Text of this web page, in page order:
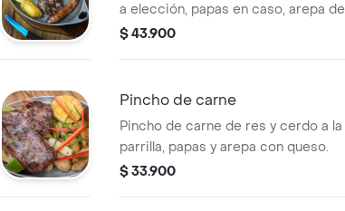
a elección, papas en caso, arepa de
queso.
$ 43.900
Pincho de carne
Pincho de carne de res y cerdo a la
parrilla, papas y arepa con queso.
$ 33.900